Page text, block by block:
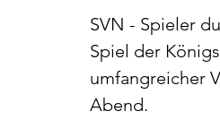
SVN - Spieler
Spiel der
umfangreicher
Abend.